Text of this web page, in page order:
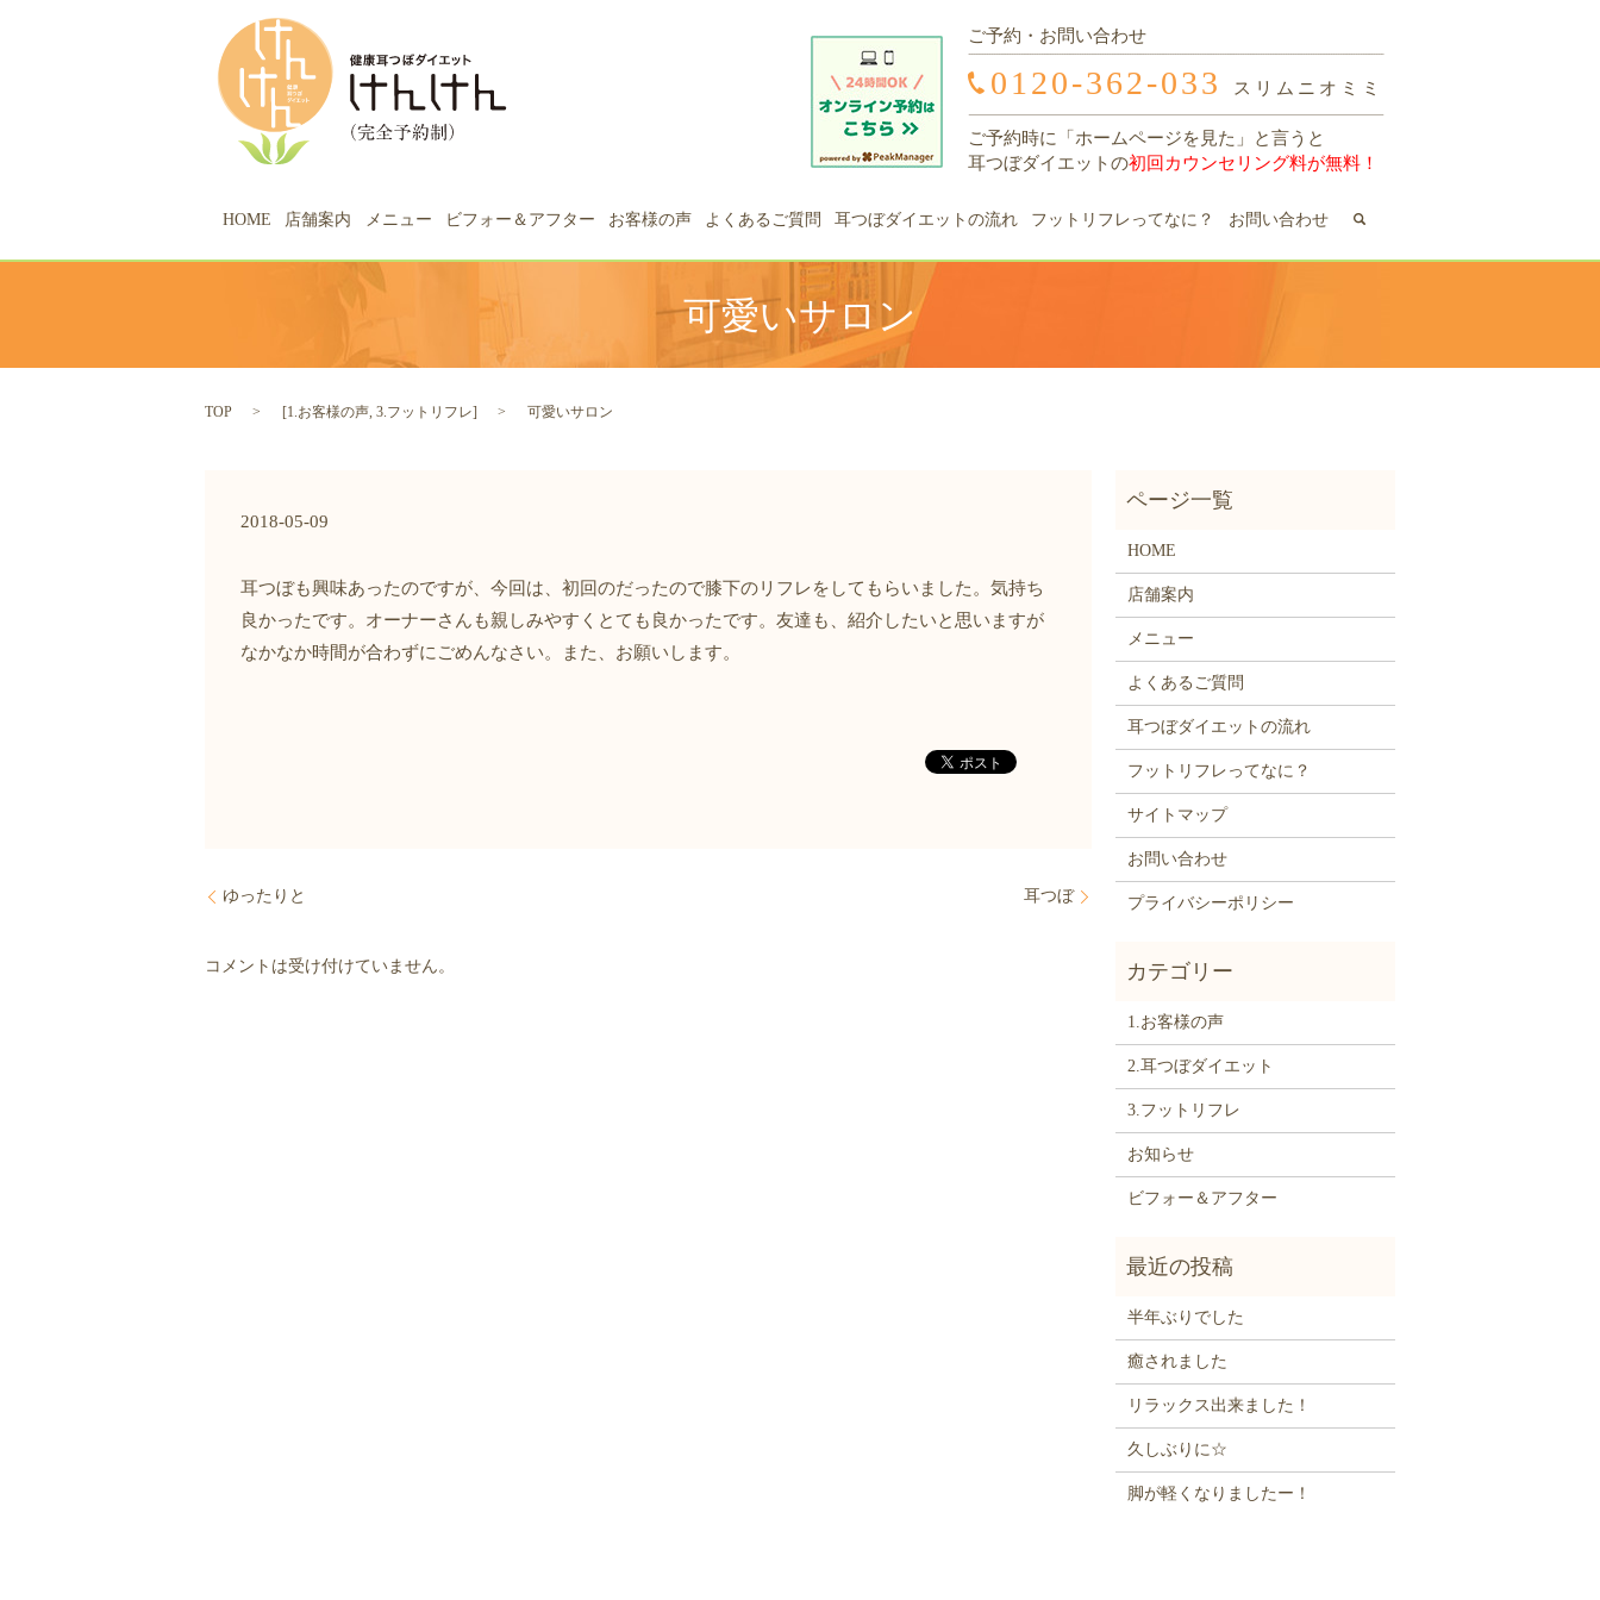
ご予約・お問い合わせ
0120-362-033 スリムニオミミ
ご予約時に「ホームページを見た」と言うと
耳つぼダイエットの初回カウンセリング料が無料！
HOME 店舗案内 メニュー ビフォー＆アフター お客様の声 よくあるご質問 耳つぼダイエットの流れ フットリフレってなに？ お問い合わせ
可愛いサロン
TOP [1.お客様の声, 3.フットリフレ] 可愛いサロン
2018-05-09
耳つぼも興味あったのですが、今回は、初回のだったので膝下のリフレをしてもらいました。気持ち
良かったです。オーナーさんも親しみやすくとても良かったです。友達も、紹介したいと思いますが
なかなか時間が合わずにごめんなさい。また、お願いします。
ゆったりと 耳つぼ
コメントは受け付けていません。
HOME
店舗案内
メニュー
よくあるご質問
耳つぼダイエットの流れ
フットリフレってなに？
サイトマップ
お問い合わせ
プライバシーポリシー
1.お客様の声
2.耳つぼダイエット
3.フットリフレ
お知らせ
ビフォー＆アフター
半年ぶりでした
癒されました
リラックス出来ました！
久しぶりに☆
脚が軽くなりましたー！